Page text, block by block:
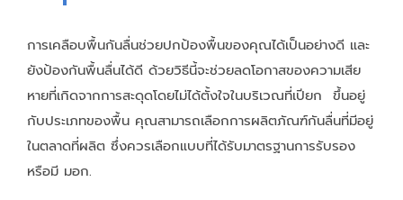
การเคลือบพื้นกันลื่นช่วยปกป้องพื้นของคุณได้เป็นอย่างดี และ
ยังป้องกันพื้นลื่นได้ดี ด้วยวิธีนี้จะช่วยลดโอกาสของความเสีย
หายที่เกิดจากการสะดุดโดยไม่ได้ตั้งใจในบริเวณที่เปียก ขึ้นอยู่
กับประเภทของพื้น คุณสามารถเลือกการผลิตภัณฑ์กันลื่นที่มีอยู่
ในตลาดที่ผลิต ซึ่งควรเลือกแบบที่ได้รับมาตรฐานการรับรอง
หรือมี มอก.